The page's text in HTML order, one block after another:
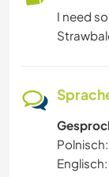
I need